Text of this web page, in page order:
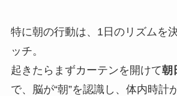
特に朝の行動は、1日のリズムを
ッチ。
起きたらまずカーテンを開けて朝
で、脳が“朝”を認識し、体内時計